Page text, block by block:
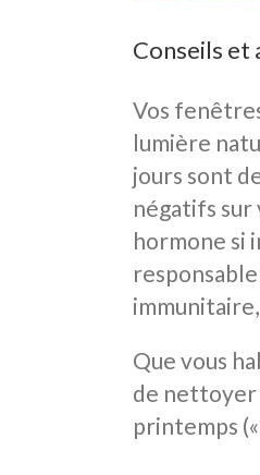
Conseils et
Vos
lumière
jours sont
négatifs
hormone si
Que vous
de nettoyer
printemps